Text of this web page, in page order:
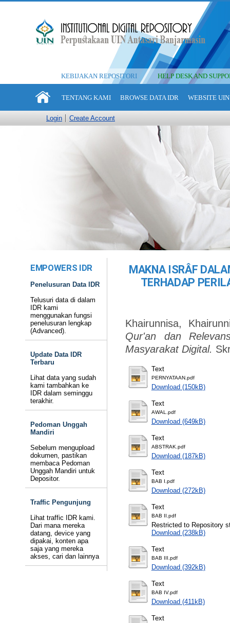
KEBIJAKAN REPOSITORI HELP DESK AND
TENTANG KAMI BROWSE DATA IDR WEBSITE
Login Create Account
EMPOWERS IDR
Penelusuran Data IDR
Telusuri data di dalam
IDR kami
menggunakan fungsi
penelusuran lengkap
(Advanced).
Update Data IDR
Terbaru
Lihat data yang sudah
kami tambahkan ke
IDR dalam seminggu
terakhir.
Pedoman Unggah
Mandiri
Sebelum mengupload
dokumen, pastikan
membaca Pedoman
Unggah Mandiri untuk
Depositor.
Traffic Pengunjung
Lihat traffic IDR kami.
Dari mana mereka
datang, device yang
dipakai, konten apa
saja yang mereka
akses, cari dan lainnya
MAKNA ISRÂF
TERHADAP
Khairunnisa,
Qur'an dan
Masyarakat Digital.
Text
PERNYATAAN.pdf
Download (150kB)
Text
AWAL.pdf
Download (649kB)
Text
ABSTRAK.pdf
Download (187kB)
Text
BAB I.pdf
Download (272kB)
Text
BAB II.pdf
Restricted to Repository
Download (238kB)
Text
BAB III.pdf
Download (392kB)
Text
BAB IV.pdf
Download (411kB)
Text